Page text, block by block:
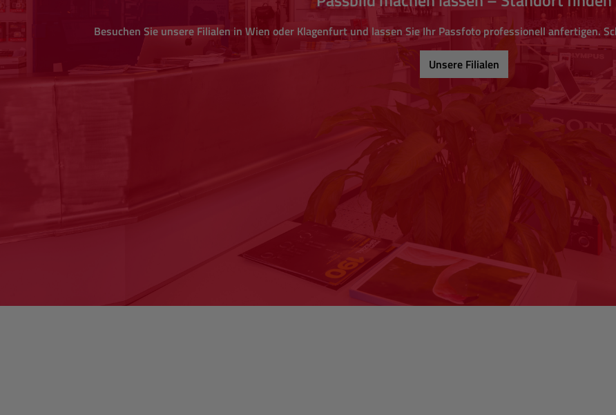
Besuchen Sie unsere Filialen in Wien oder Klagenfurt und lassen Sie Ihr Passfoto professionell anfertigen.
Unsere Filialen